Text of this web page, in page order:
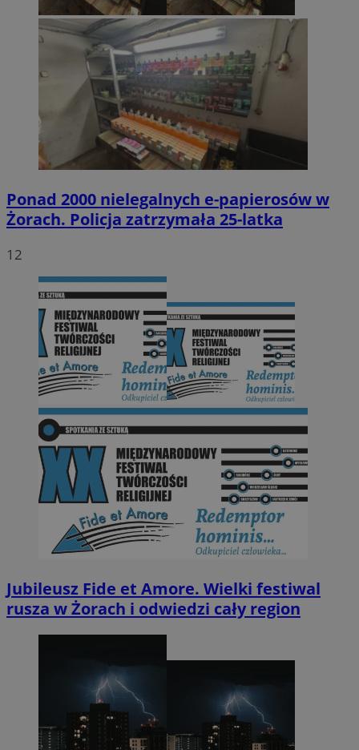
Ponad 2000 nielegalnych e-papierosów w
Żorach. Policja zatrzymała 25-latka
12
Jubileusz Fide et Amore. Wielki festiwal
rusza w Żorach i odwiedzi cały region